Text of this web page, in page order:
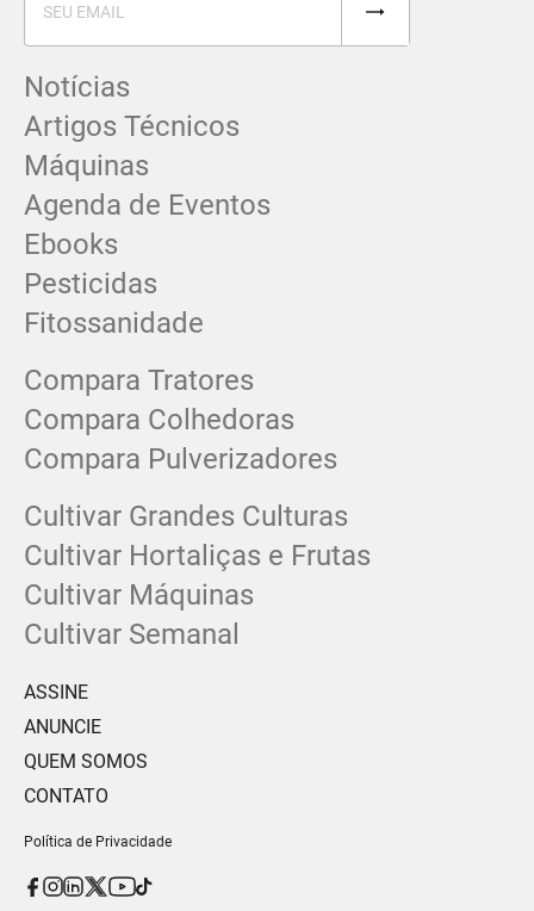
Notícias
Artigos Técnicos
Máquinas
Agenda de Eventos
Ebooks
Pesticidas
Fitossanidade
Compara Tratores
Compara Colhedoras
Compara Pulverizadores
Cultivar Grandes Culturas
Cultivar Hortaliças e Frutas
Cultivar Máquinas
Cultivar Semanal
ASSINE
ANUNCIE
QUEM SOMOS
CONTATO
Política de Privacidade